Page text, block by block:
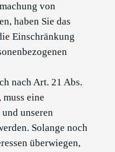
von
haben Sie das
Einschränkung
nach Art. 21 Abs.
eine
unseren
Solange noch
überwiegen,